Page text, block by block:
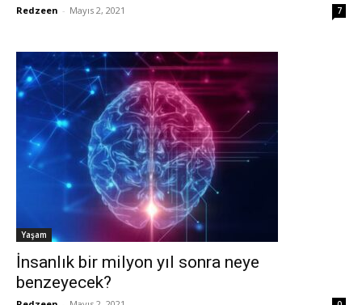
Redzeen - Mayıs 2, 2021 7
Yaşam
İnsanlık bir milyon yıl sonra neye
benzeyecek?